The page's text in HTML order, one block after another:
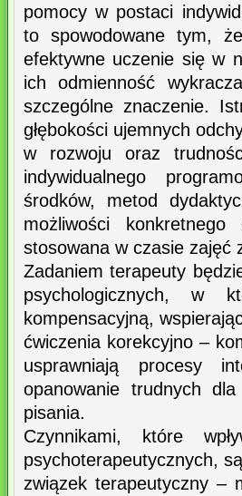
pomocy w postaci
to spowodowane tym,
efektywne uczenie się w
ich odmienność
szczególne znaczenie.
głębokości ujemnych
w rozwoju oraz
indywidualnego
środków, metod
możliwości
stosowana w czasie zajęć
Zadaniem terapeuty
psychologicznych, w
kompensacyjną,
ćwiczenia korekcyjno –
usprawniają procesy
opanowanie trudnych
pisania.
Czynnikami, które
psychoterapeutycznych,
związek terapeutyczny –